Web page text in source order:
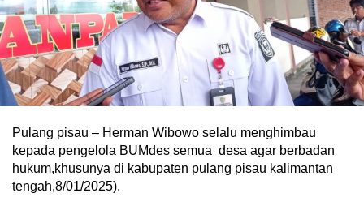
Pulang pisau – Herman Wibowo selalu menghimbau
kepada pengelola BUMdes semua desa agar berbadan
hukum,khusunya di kabupaten pulang pisau kalimantan
tengah,8/01/2025).